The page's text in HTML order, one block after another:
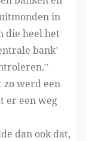
in
die heel het
bank’
werd een
er een weg
dan ook dat,